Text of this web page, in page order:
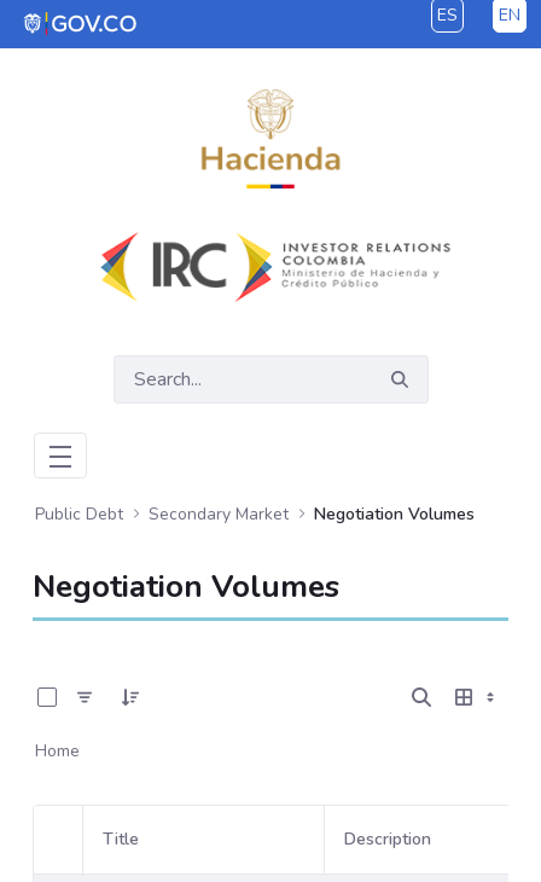
Skip to Main Content ES EN
Public Debt Secondary Market Negotiation Volumes
Negotiation Volumes
Home
Item Selection
Title Description